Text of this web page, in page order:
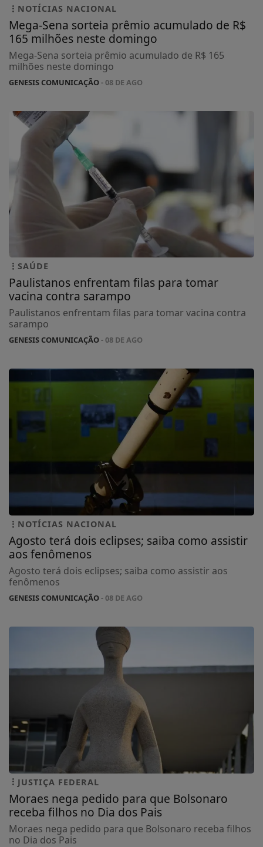
NOTÍCIAS NACIONAL
Mega-Sena sorteia prêmio acumulado de R$
165 milhões neste domingo
Mega-Sena sorteia prêmio acumulado de R$ 165
milhões neste domingo
GENESIS COMUNICAÇÃO- 08 DE AGO
SAÚDE
Paulistanos enfrentam filas para tomar
vacina contra sarampo
Paulistanos enfrentam filas para tomar vacina contra
sarampo
GENESIS COMUNICAÇÃO- 08 DE AGO
NOTÍCIAS NACIONAL
Agosto terá dois eclipses; saiba como assistir
aos fenômenos
Agosto terá dois eclipses; saiba como assistir aos
fenômenos
GENESIS COMUNICAÇÃO- 08 DE AGO
JUSTIÇA FEDERAL
Moraes nega pedido para que Bolsonaro
receba filhos no Dia dos Pais
Moraes nega pedido para que Bolsonaro receba filhos
no Dia dos Pais